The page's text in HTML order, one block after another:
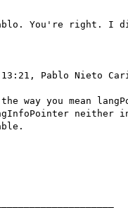
You're right. I
13:21, Pablo Nieto
way you mean
neither